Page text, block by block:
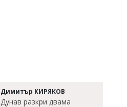
Димитър КИРЯКОВ
Дунав разкри двама